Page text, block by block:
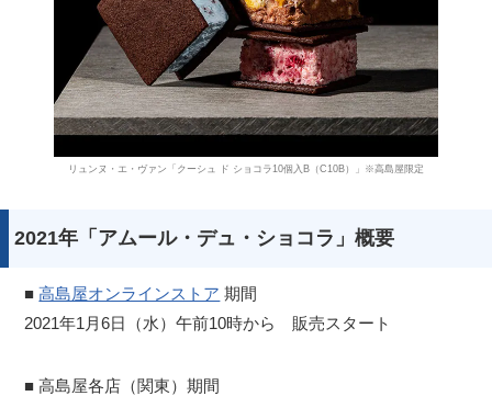
リュンヌ・エ・ヴァン「クーシュ ド ショコラ10個入B（C10B）」※高島屋限定
2021年「アムール・デュ・ショコラ」概要
■高島屋オンラインストア 期間
2021年1月6日（水）午前10時から 販売スタート
■ 高島屋各店（関東）期間
ランキング
ブログ記事
サイトについて